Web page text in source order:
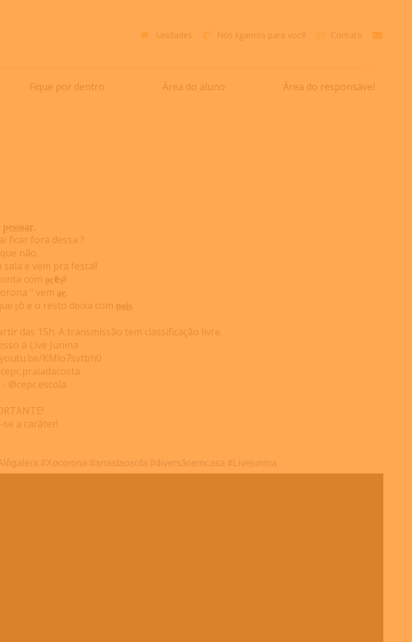
Unidades Nós ligamos para você Contato
Fique por dentro Área do aluno Área do responsável
p̠e̠s̠s̠o̠a̠r̠
ficar fora dessa ?
que não.
e vem pra festa!!
com o̠c̠ês̠!!
" vem a̠e̠.
s̠ô e o resto deixa com n̠o̠i̠s̠.
das 15h. A transmissão tem classificação livre.
à Live Junina
KMlo7svtbh0
@cepc.escola
se a caráter!
#Xocorona #arrastaosofa #diversãoemcasa # Livejunina